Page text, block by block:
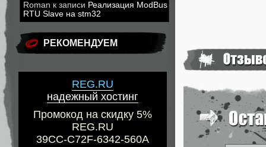
Roman к записи Реализация ModBus
RTU Slave на stm32
РЕКОМЕНДУЕМ
REG.RU
надежный хостинг
Промокод на скидку 5%
REG.RU
39CC-C72F-6342-560A